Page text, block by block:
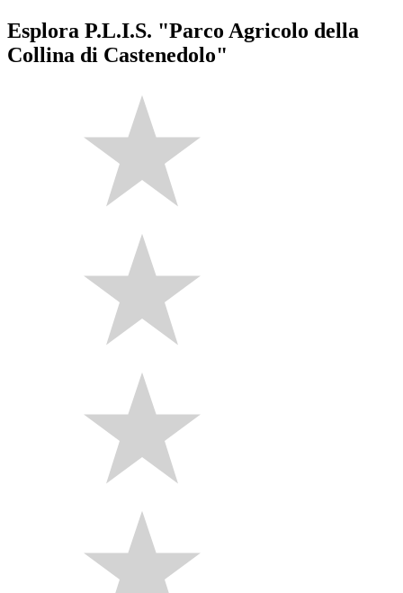
Esplora P.L.I.S. "Parco Agricolo della
Collina di Castenedolo"